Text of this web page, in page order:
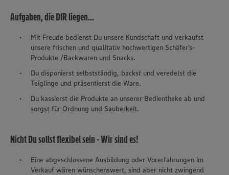
Aufgaben, die DIR liegen...
Mit Freude bedienst Du unsere Kundschaft und verkaufst
unsere frischen und qualitativ hochwertigen Schäfer’s-
Produkte /Backwaren und Snacks.
Du disponierst selbstständig, backst und veredelst die
Teiglinge und präsentierst die Ware.
Du kassierst die Produkte an unserer Bedientheke ab und
sorgst für Ordnung und Sauberkeit.
Nicht Du sollst flexibel sein - Wir sind es!
Eine abgeschlossene Ausbildung oder Vorerfahrungen im
Verkauf wären wünschenswert, sind aber nicht zwingend